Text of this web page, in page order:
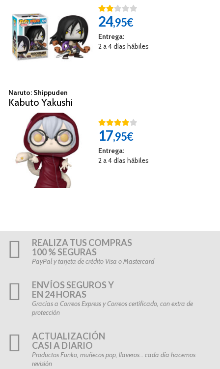
24,95€
Entrega:
2 a 4 días hábiles
Naruto: Shippuden
Kabuto Yakushi
17,95€
Entrega:
2 a 4 días hábiles
REALIZA TUS COMPRAS
100 % SEGURAS
PayPal y tarjeta de crédito Visa o Mastercard
ENVÍOS SEGUROS Y
EN 24 HORAS
Gracias a Correos Express y Correos certificado, con extra de
protección
ACTUALIZACIÓN
CASI A DIARIO
Productos Funko, muñecos pop, llaveros… cada día hacemos
revisión